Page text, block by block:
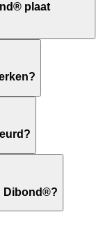
plaat
Dibond®?